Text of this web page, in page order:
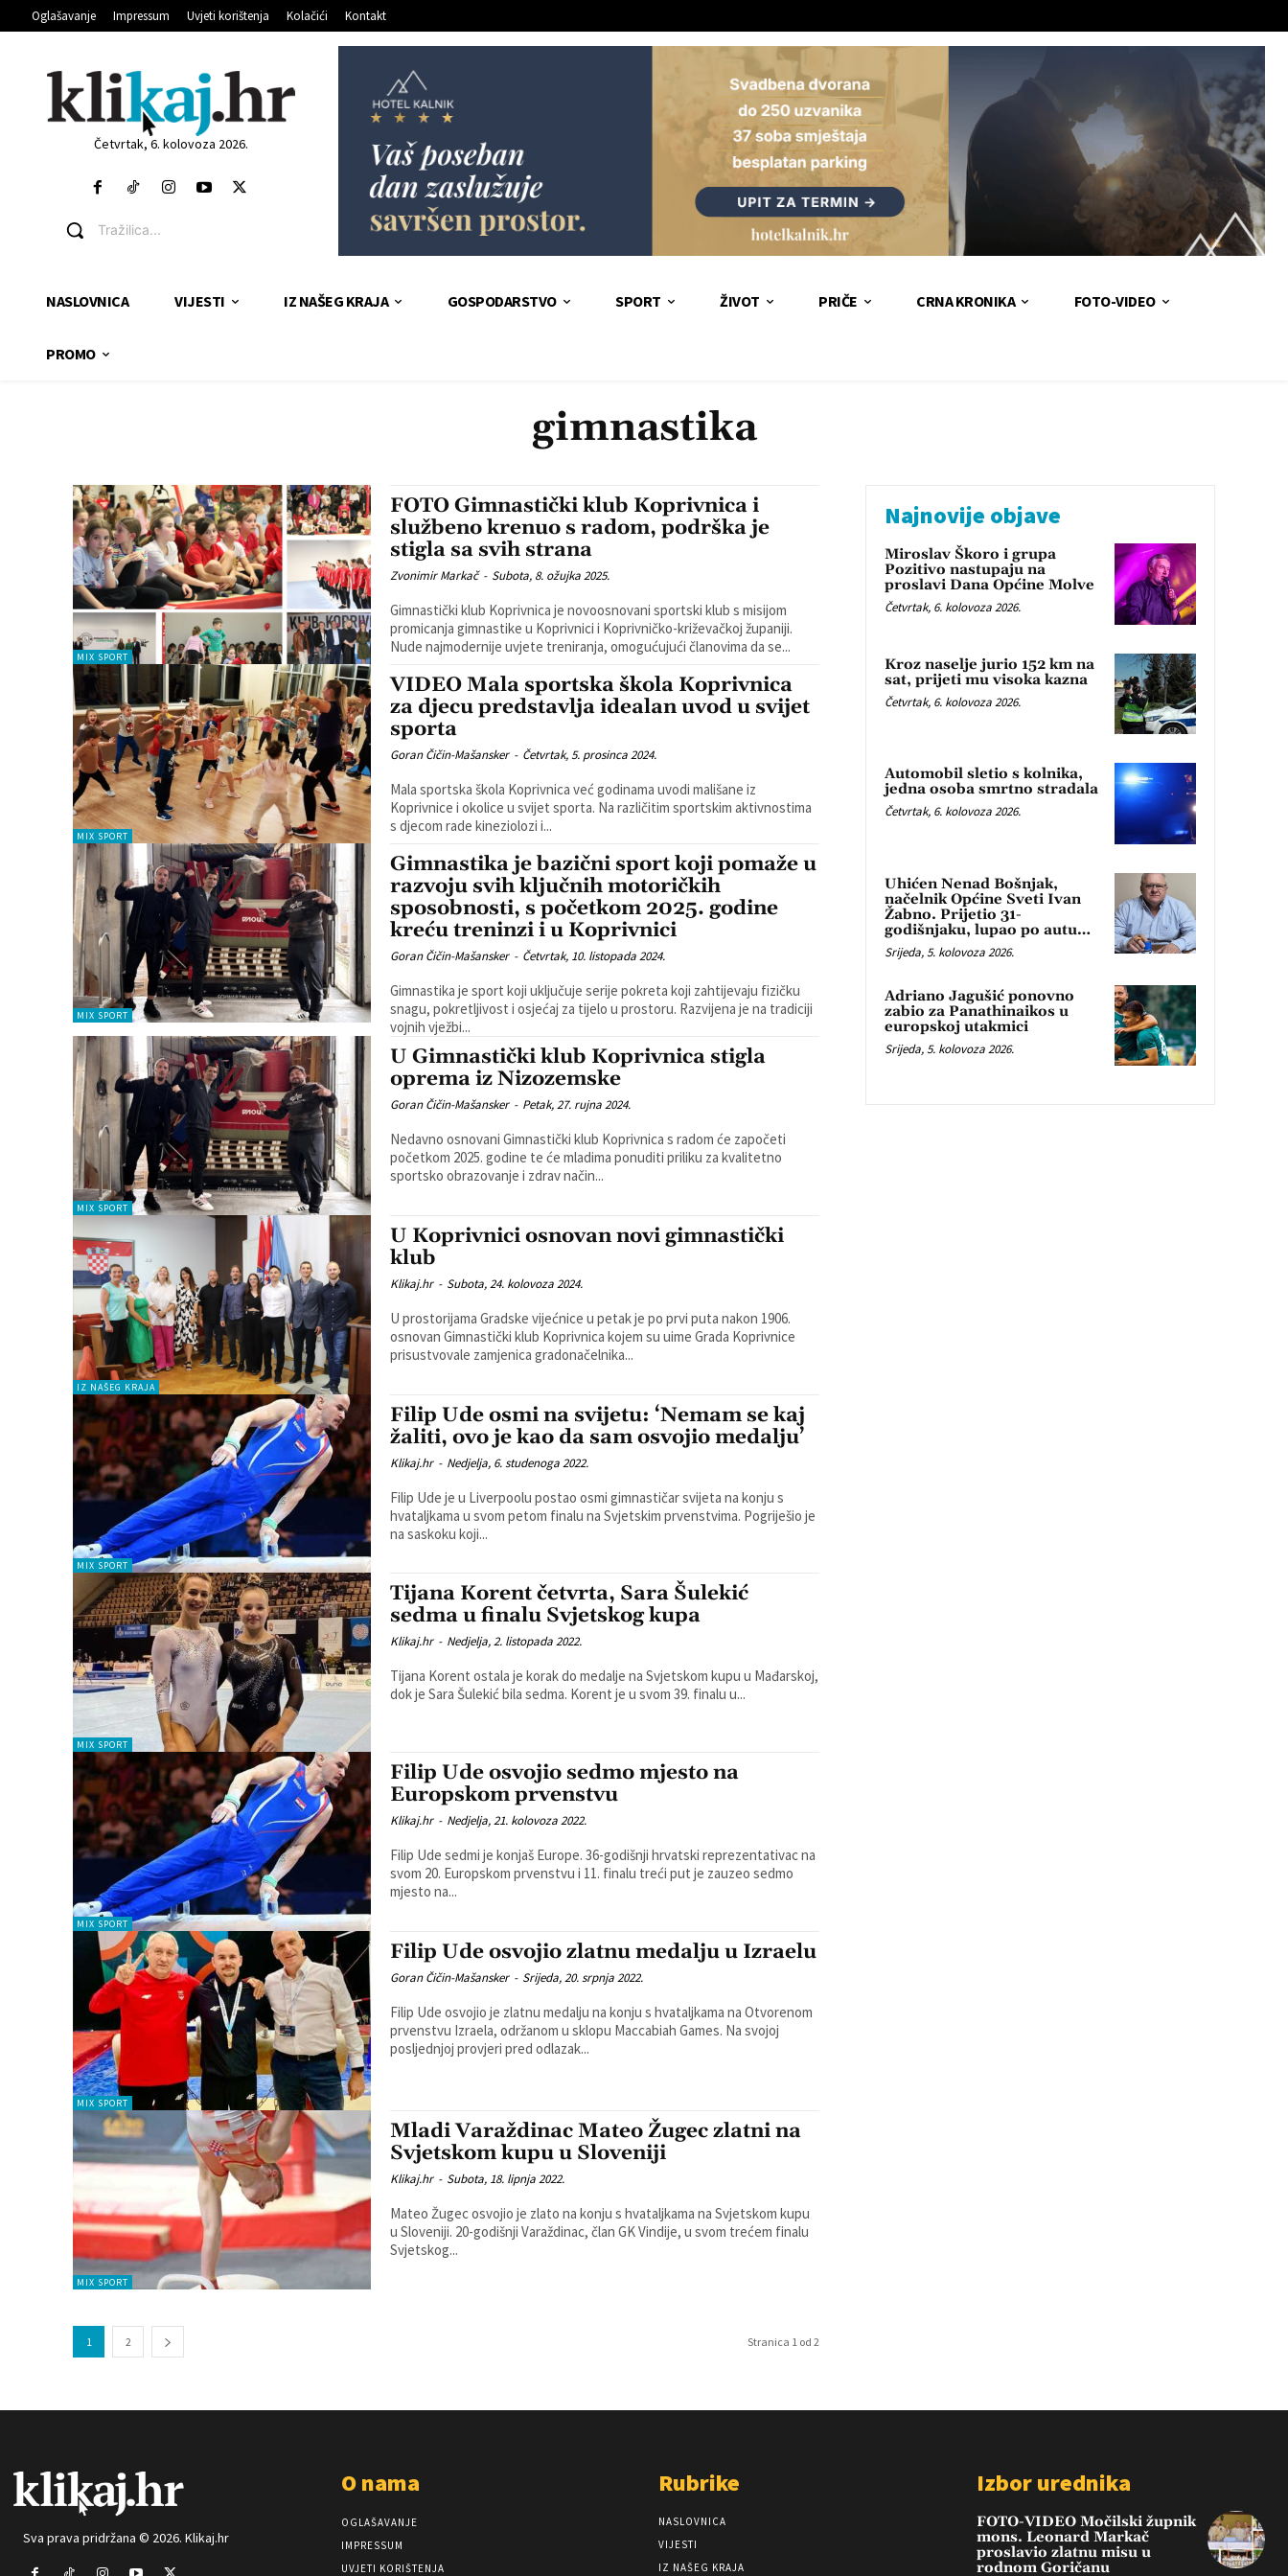
Oglašavanje Impressum Uvjeti korištenja Kolačići Kontakt
Četvrtak, 6. kolovoza 2026.
Tražilica...
NASLOVNICA VIJESTI IZ NAŠEG KRAJA GOSPODARSTVO SPORT ŽIVOT PRIČE CRNA KRONIKA FOTO-VIDEO
PROMO
gimnastika
MIX SPORT
FOTO Gimnastički klub Koprivnica i
službeno krenuo s radom, podrška je
stigla sa svih strana
Zvonimir Markač - Subota, 8. ožujka 2025.
Gimnastički klub Koprivnica je novoosnovani sportski klub s misijom
promicanja gimnastike u Koprivnici i Koprivničko-križevačkoj županiji.
Nude najmodernije uvjete treniranja, omogućujući članovima da se...
MIX SPORT
VIDEO Mala sportska škola Koprivnica
za djecu predstavlja idealan uvod u svijet
sporta
Goran Čičin-Mašansker - Četvrtak, 5. prosinca 2024.
Mala sportska škola Koprivnica već godinama uvodi mališane iz
Koprivnice i okolice u svijet sporta. Na različitim sportskim aktivnostima
s djecom rade kineziolozi i...
MIX SPORT
Gimnastika je bazični sport koji pomaže u
razvoju svih ključnih motoričkih
sposobnosti, s početkom 2025. godine
kreću treninzi i u Koprivnici
Goran Čičin-Mašansker - Četvrtak, 10. listopada 2024.
Gimnastika je sport koji uključuje serije pokreta koji zahtijevaju fizičku
snagu, pokretljivost i osjećaj za tijelo u prostoru. Razvijena je na tradiciji
vojnih vježbi...
MIX SPORT
U Gimnastički klub Koprivnica stigla
oprema iz Nizozemske
Goran Čičin-Mašansker - Petak, 27. rujna 2024.
Nedavno osnovani Gimnastički klub Koprivnica s radom će započeti
početkom 2025. godine te će mladima ponuditi priliku za kvalitetno
sportsko obrazovanje i zdrav način...
IZ NAŠEG KRAJA
U Koprivnici osnovan novi gimnastički
klub
Klikaj.hr - Subota, 24. kolovoza 2024.
U prostorijama Gradske vijećnice u petak je po prvi puta nakon 1906.
osnovan Gimnastički klub Koprivnica kojem su uime Grada Koprivnice
prisustvovale zamjenica gradonačelnika...
MIX SPORT
Filip Ude osmi na svijetu: ‘Nemam se kaj
žaliti, ovo je kao da sam osvojio medalju’
Klikaj.hr - Nedjelja, 6. studenoga 2022.
Filip Ude je u Liverpoolu postao osmi gimnastičar svijeta na konju s
hvataljkama u svom petom finalu na Svjetskim prvenstvima. Pogriješio je
na saskoku koji...
MIX SPORT
Tijana Korent četvrta, Sara Šulekić
sedma u finalu Svjetskog kupa
Klikaj.hr - Nedjelja, 2. listopada 2022.
Tijana Korent ostala je korak do medalje na Svjetskom kupu u Mađarskoj,
dok je Sara Šulekić bila sedma. Korent je u svom 39. finalu u...
MIX SPORT
Filip Ude osvojio sedmo mjesto na
Europskom prvenstvu
Klikaj.hr - Nedjelja, 21. kolovoza 2022.
Filip Ude sedmi je konjaš Europe. 36-godišnji hrvatski reprezentativac na
svom 20. Europskom prvenstvu i 11. finalu treći put je zauzeo sedmo
mjesto na...
MIX SPORT
Filip Ude osvojio zlatnu medalju u Izraelu
Goran Čičin-Mašansker - Srijeda, 20. srpnja 2022.
Filip Ude osvojio je zlatnu medalju na konju s hvataljkama na Otvorenom
prvenstvu Izraela, održanom u sklopu Maccabiah Games. Na svojoj
posljednjoj provjeri pred odlazak...
MIX SPORT
Mladi Varaždinac Mateo Žugec zlatni na
Svjetskom kupu u Sloveniji
Klikaj.hr - Subota, 18. lipnja 2022.
Mateo Žugec osvojio je zlato na konju s hvataljkama na Svjetskom kupu
u Sloveniji. 20-godišnji Varaždinac, član GK Vindije, u svom trećem finalu
Svjetskog...
1 2 Stranica 1 od 2
Najnovije objave
Miroslav Škoro i grupa
Pozitivo nastupaju na
proslavi Dana Općine Molve
Četvrtak, 6. kolovoza 2026.
Kroz naselje jurio 152 km na
sat, prijeti mu visoka kazna
Četvrtak, 6. kolovoza 2026.
Automobil sletio s kolnika,
jedna osoba smrtno stradala
Četvrtak, 6. kolovoza 2026.
Uhićen Nenad Bošnjak,
načelnik Općine Sveti Ivan
Žabno. Prijetio 31-
godišnjaku, lupao po autu…
Srijeda, 5. kolovoza 2026.
Adriano Jagušić ponovno
zabio za Panathinaikos u
europskoj utakmici
Srijeda, 5. kolovoza 2026.
Sva prava pridržana © 2026. Klikaj.hr
O nama
OGLAŠAVANJE
IMPRESSUM
UVJETI KORIŠTENJA
Rubrike
NASLOVNICA
VIJESTI
IZ NAŠEG KRAJA
Izbor urednika
FOTO-VIDEO Močilski župnik
mons. Leonard Markač
proslavio zlatnu misu u
rodnom Goričanu